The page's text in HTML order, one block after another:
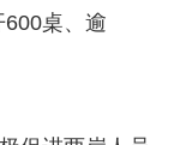
桌、逾